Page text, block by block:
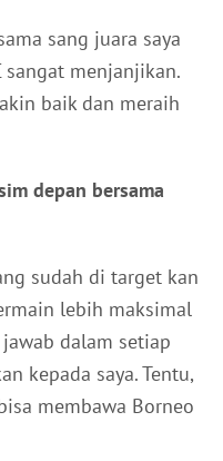
sang juara saya
sangat menjanjikan.
baik dan meraih
depan bersama
sudah di target kan
lebih maksimal
dalam setiap
kepada saya. Tentu,
membawa Borneo